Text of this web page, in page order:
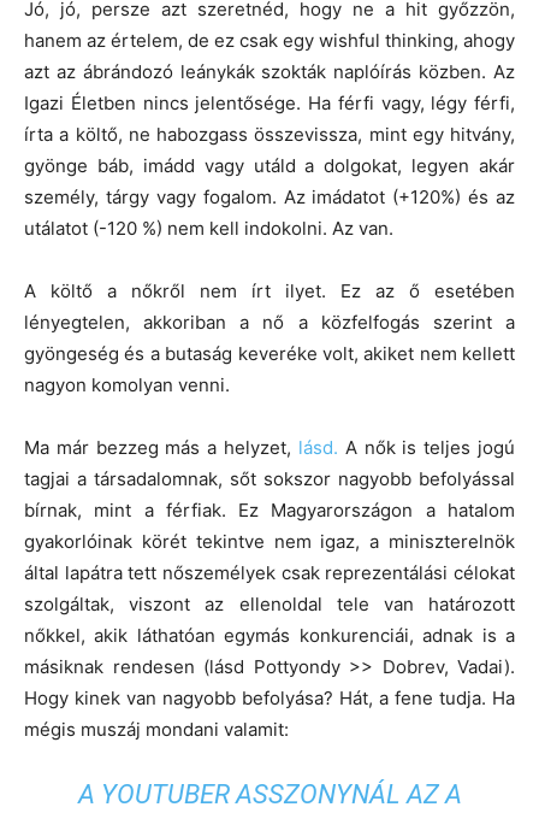
Jó, jó, persze azt szeretnéd, hogy ne a hit győzzön,
hanem az értelem, de ez csak egy wishful thinking, ahogy
azt az ábrándozó leánykák szokták naplóírás közben. Az
Igazi Életben nincs jelentősége. Ha férfi vagy, légy férfi,
írta a költő, ne habozgass összevissza, mint egy hitvány,
gyönge báb, imádd vagy utáld a dolgokat, legyen akár
személy, tárgy vagy fogalom. Az imádatot (+120%) és az
utálatot (-120 %) nem kell indokolni. Az van.
A költő a nőkről nem írt ilyet. Ez az ő esetében
lényegtelen, akkoriban a nő a közfelfogás szerint a
gyöngeség és a butaság keveréke volt, akiket nem kellett
nagyon komolyan venni.
Ma már bezzeg más a helyzet, lásd. A nők is teljes jogú
tagjai a társadalomnak, sőt sokszor nagyobb befolyással
bírnak, mint a férfiak. Ez Magyarországon a hatalom
gyakorlóinak körét tekintve nem igaz, a miniszterelnök
által lapátra tett nőszemélyek csak reprezentálási célokat
szolgáltak, viszont az ellenoldal tele van határozott
nőkkel, akik láthatóan egymás konkurenciái, adnak is a
másiknak rendesen (lásd Pottyondy >> Dobrev, Vadai).
Hogy kinek van nagyobb befolyása? Hát, a fene tudja. Ha
mégis muszáj mondani valamit:
A YOUTUBER ASSZONYNÁL AZ A